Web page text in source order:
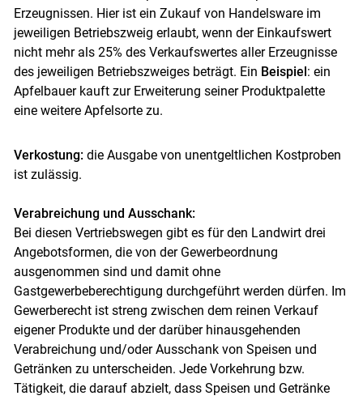
Skip to main content
Erzeugnissen. Hier ist ein Zukauf von Handelsware im
jeweiligen Betriebszweig erlaubt, wenn der Einkaufswert
nicht mehr als 25% des Verkaufswertes aller Erzeugnisse
des jeweiligen Betriebszweiges beträgt. Ein Beispiel: ein
Apfelbauer kauft zur Erweiterung seiner Produktpalette
eine weitere Apfelsorte zu.
Verkostung:die Ausgabe von unentgeltlichen Kostproben
ist zulässig.
Verabreichung und Ausschank:
Bei diesen Vertriebswegen gibt es für den Landwirt drei
Angebotsformen, die von der Gewerbeordnung
ausgenommen sind und damit ohne
Gastgewerbeberechtigung durchgeführt werden dürfen. Im
Gewerberecht ist streng zwischen dem reinen Verkauf
eigener Produkte und der darüber hinausgehenden
Verabreichung und/oder Ausschank von Speisen und
Getränken zu unterscheiden. Jede Vorkehrung bzw.
Tätigkeit, die darauf abzielt, dass Speisen und Getränke